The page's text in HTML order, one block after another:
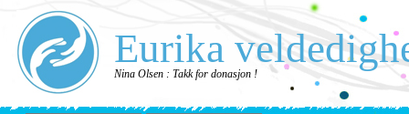
Eurika
Nina Olsen : Takk for donasjon !